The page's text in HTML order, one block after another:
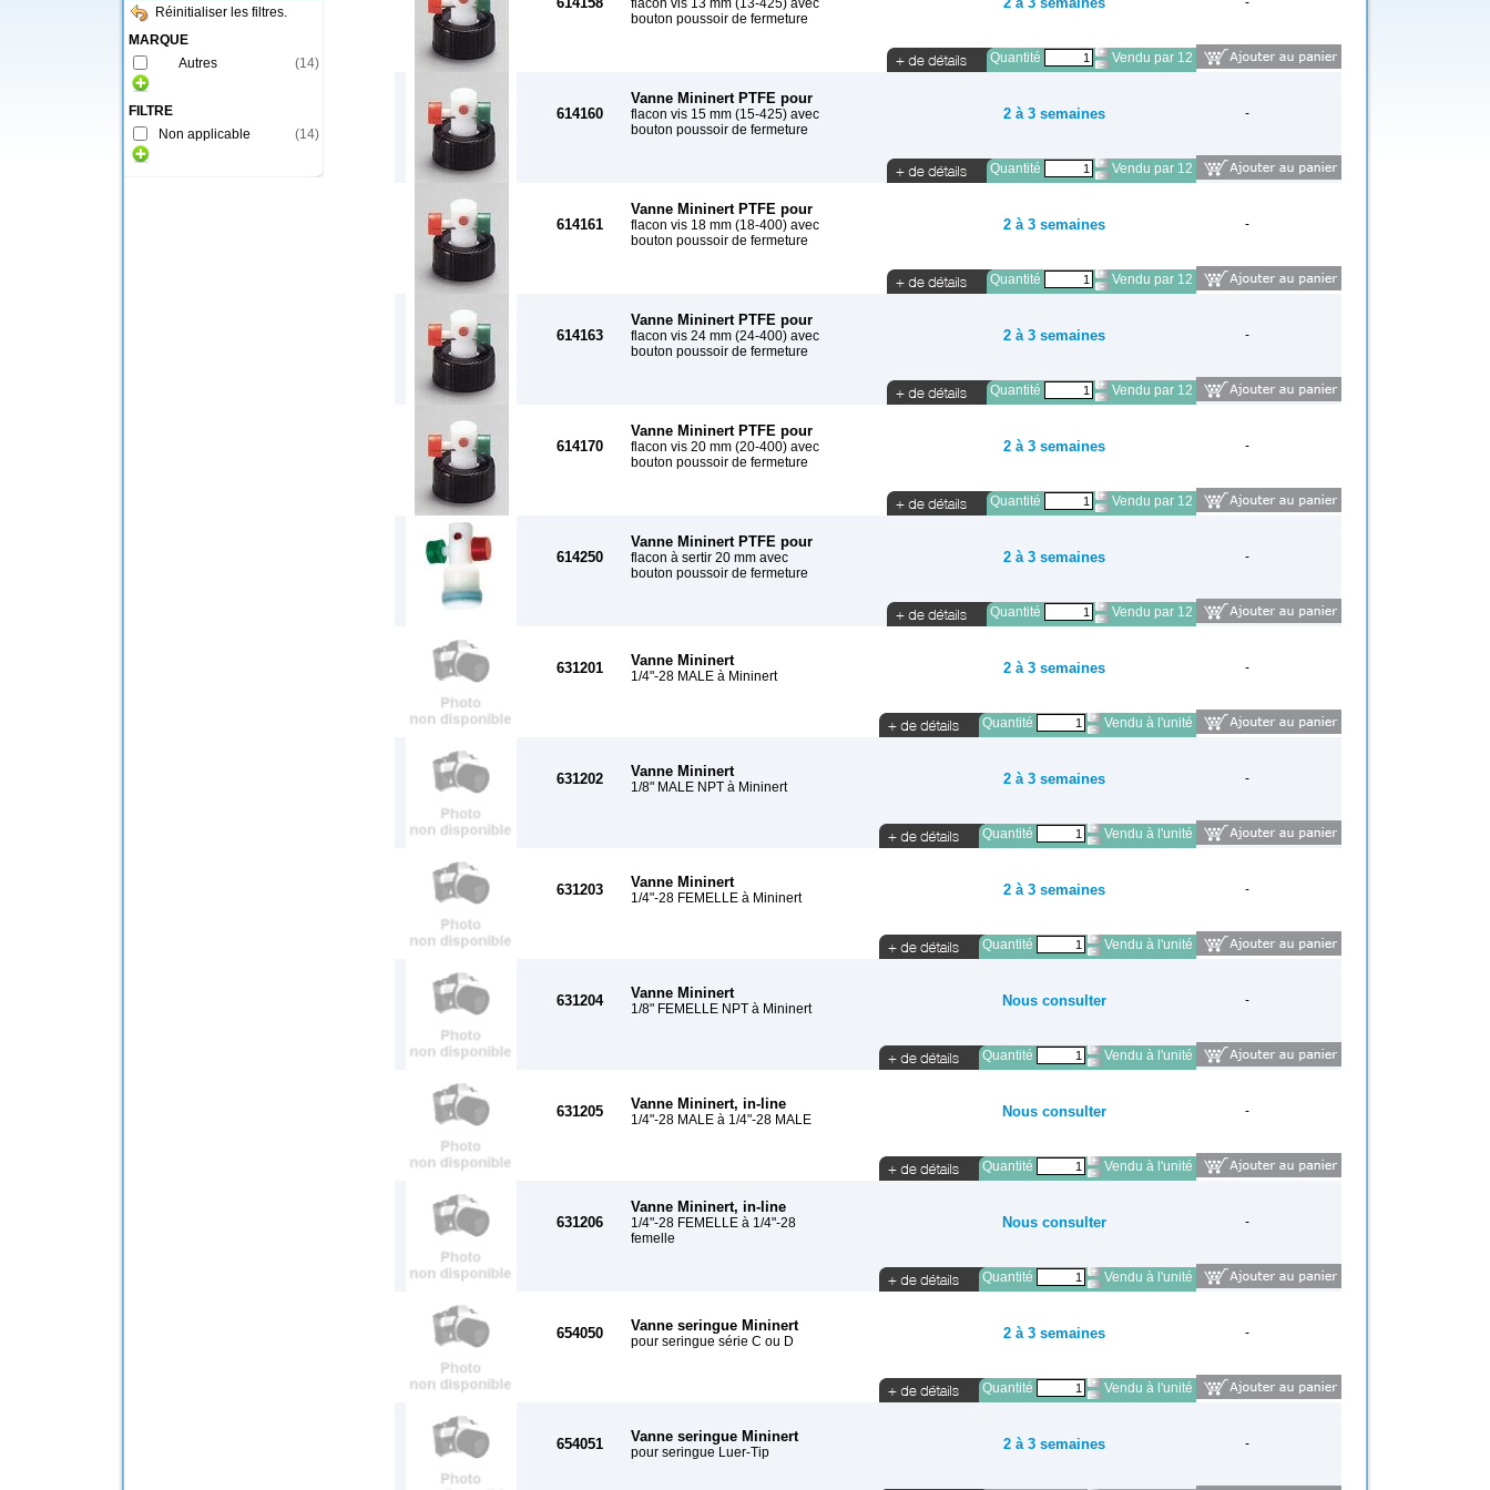
Réinitialiser les filtres.
MARQUE
Autres
(14)
FILTRE
Non applicable
(14)
flacon vis 13 mm (13-425) avec
bouton poussoir de fermeture
Quantité Vendu par 12
614160
Vanne Mininert PTFE pour
flacon vis 15 mm (15-425) avec
bouton poussoir de fermeture
2 à 3 semaines -
Quantité Vendu par 12
614161
Vanne Mininert PTFE pour
flacon vis 18 mm (18-400) avec
bouton poussoir de fermeture
2 à 3 semaines -
Quantité Vendu par 12
614163
Vanne Mininert PTFE pour
flacon vis 24 mm (24-400) avec
bouton poussoir de fermeture
2 à 3 semaines -
Quantité Vendu par 12
614170
Vanne Mininert PTFE pour
flacon vis 20 mm (20-400) avec
bouton poussoir de fermeture
2 à 3 semaines -
Quantité Vendu par 12
614250
Vanne Mininert PTFE pour
flacon à sertir 20 mm avec
bouton poussoir de fermeture
2 à 3 semaines -
Quantité Vendu par 12
631201 Vanne Mininert
1/4"-28 MALE à Mininert 2 à 3 semaines -
Quantité Vendu à l'unité
631202 Vanne Mininert
1/8" MALE NPT à Mininert 2 à 3 semaines -
Quantité Vendu à l'unité
631203 Vanne Mininert
1/4"-28 FEMELLE à Mininert 2 à 3 semaines -
Quantité Vendu à l'unité
631204 Vanne Mininert
1/8" FEMELLE NPT à Mininert Nous consulter -
Quantité Vendu à l'unité
631205 Vanne Mininert, in-line
1/4"-28 MALE à 1/4"-28 MALE Nous consulter -
Quantité Vendu à l'unité
631206
Vanne Mininert, in-line
1/4"-28 FEMELLE à 1/4"-28
femelle
Nous consulter -
Quantité Vendu à l'unité
654050 Vanne seringue Mininert
pour seringue série C ou D 2 à 3 semaines -
Quantité Vendu à l'unité
654051 Vanne seringue Mininert
pour seringue Luer-Tip 2 à 3 semaines -